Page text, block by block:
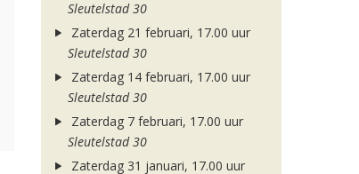
Sleutelstad 30
Zaterdag 21 februari, 17.00 uur
Sleutelstad 30
Zaterdag 14 februari, 17.00 uur
Sleutelstad 30
Zaterdag 7 februari, 17.00 uur
Sleutelstad 30
Zaterdag 31 januari, 17.00 uur